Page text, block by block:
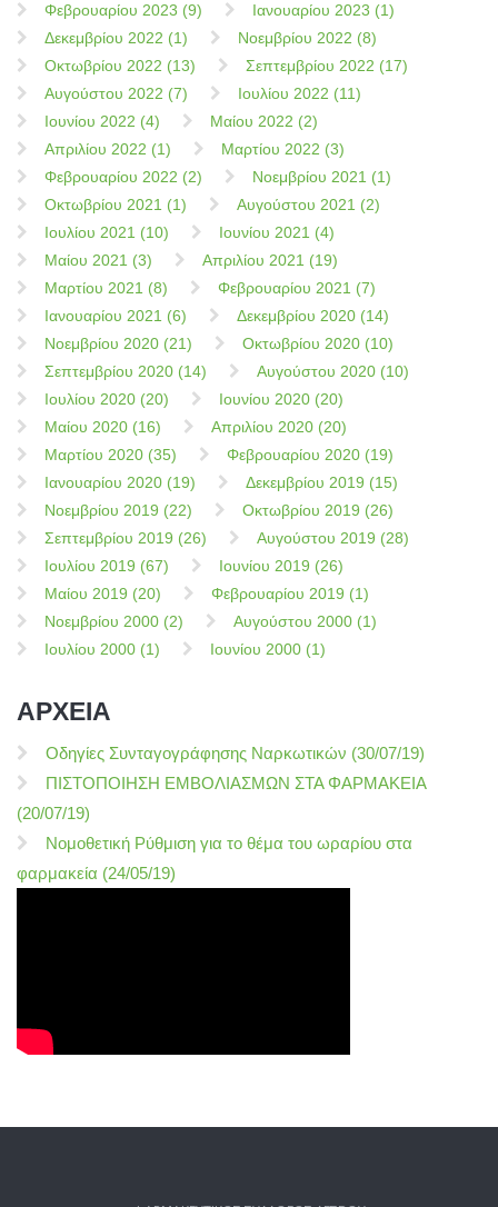
Φεβρουαρίου 2023 (9)
Ιανουαρίου 2023 (1)
Δεκεμβρίου 2022 (1)
Νοεμβρίου 2022 (8)
Οκτωβρίου 2022 (13)
Σεπτεμβρίου 2022 (17)
Αυγούστου 2022 (7)
Ιουλίου 2022 (11)
Ιουνίου 2022 (4)
Μαίου 2022 (2)
Απριλίου 2022 (1)
Μαρτίου 2022 (3)
Φεβρουαρίου 2022 (2)
Νοεμβρίου 2021 (1)
Οκτωβρίου 2021 (1)
Αυγούστου 2021 (2)
Ιουλίου 2021 (10)
Ιουνίου 2021 (4)
Μαίου 2021 (3)
Απριλίου 2021 (19)
Μαρτίου 2021 (8)
Φεβρουαρίου 2021 (7)
Ιανουαρίου 2021 (6)
Δεκεμβρίου 2020 (14)
Νοεμβρίου 2020 (21)
Οκτωβρίου 2020 (10)
Σεπτεμβρίου 2020 (14)
Αυγούστου 2020 (10)
Ιουλίου 2020 (20)
Ιουνίου 2020 (20)
Μαίου 2020 (16)
Απριλίου 2020 (20)
Μαρτίου 2020 (35)
Φεβρουαρίου 2020 (19)
Ιανουαρίου 2020 (19)
Δεκεμβρίου 2019 (15)
Νοεμβρίου 2019 (22)
Οκτωβρίου 2019 (26)
Σεπτεμβρίου 2019 (26)
Αυγούστου 2019 (28)
Ιουλίου 2019 (67)
Ιουνίου 2019 (26)
Μαίου 2019 (20)
Φεβρουαρίου 2019 (1)
Νοεμβρίου 2000 (2)
Αυγούστου 2000 (1)
Ιουλίου 2000 (1)
Ιουνίου 2000 (1)
ΑΡΧΕΙΑ
Οδηγίες Συνταγογράφησης Ναρκωτικών (30/07/19)
ΠΙΣΤΟΠΟΙΗΣΗ ΕΜΒΟΛΙΑΣΜΩΝ ΣΤΑ ΦΑΡΜΑΚΕΙΑ
(20/07/19)
Νομοθετική Ρύθμιση για το θέμα του ωραρίου στα
φαρμακεία (24/05/19)